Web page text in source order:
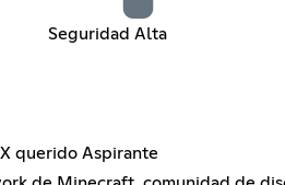
Seguridad Alta
querido Aspirante